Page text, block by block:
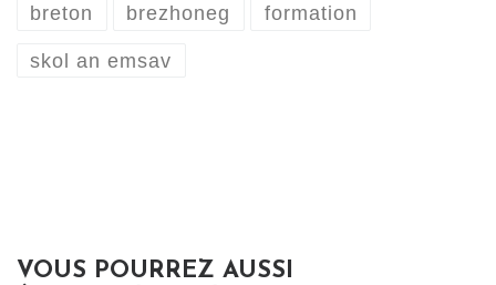
breton brezhoneg formation
skol an emsav
VOUS POURREZ AUSSI